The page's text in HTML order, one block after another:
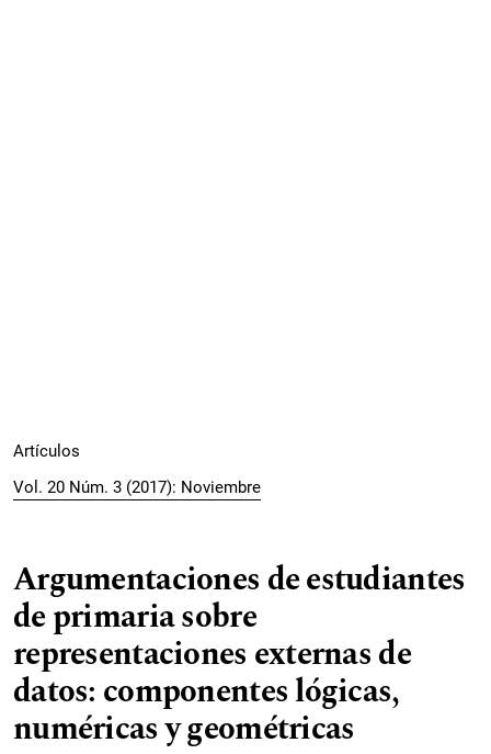
Artículos
Vol. 20 Núm. 3 (2017): Noviembre
Argumentaciones de estudiantes
de primaria sobre
representaciones externas de
datos: componentes lógicas,
numéricas y geométricas